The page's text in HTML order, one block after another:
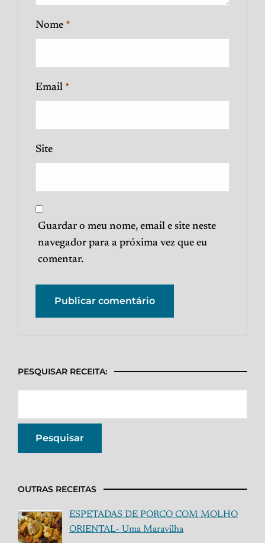
Nome *
Email *
Site
Guardar o meu nome, email e site neste
navegador para a próxima vez que eu
comentar.
PESQUISAR RECEITA:
OUTRAS RECEITAS
ESPETADAS DE PORCO COM MOLHO
ORIENTAL- Uma Maravilha